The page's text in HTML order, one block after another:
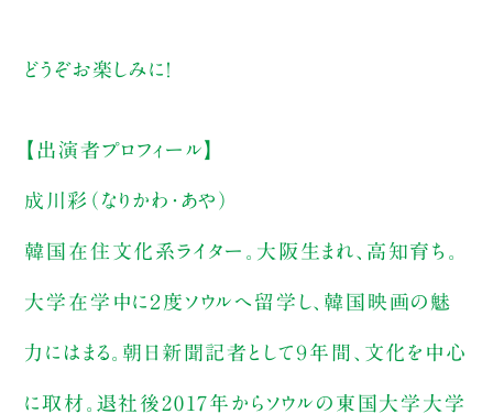
どうぞお楽しみに！
【出演者プロフィール】
成川彩（なりかわ・あや）
韓国在住文化系ライター。大阪生まれ、高知育ち。
大学在学中に２度ソウルへ留学し、韓国映画の魅
力にはまる。朝日新聞記者として９年間、文化を中心
に取材。退社後2017年からソウルの東国大学大学